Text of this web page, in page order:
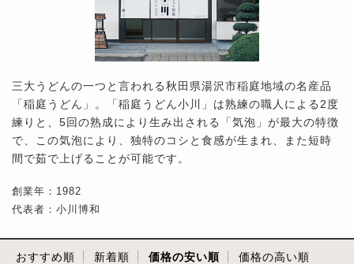
三大うどんの一つと言われる秋田県湯沢市稲庭地域の名産品
「稲庭うどん」。「稲庭うどん小川」は熟練の職人による2度
練りと、5回の熟成により生み出される「気泡」が最大の特徴
で、この気泡により、独特のコシと食感が生まれ、また短時
間で茹で上げることが可能です。
創業年：1982
代表者：小川博和
おすすめ順 新着順 価格の安い順 価格の高い順